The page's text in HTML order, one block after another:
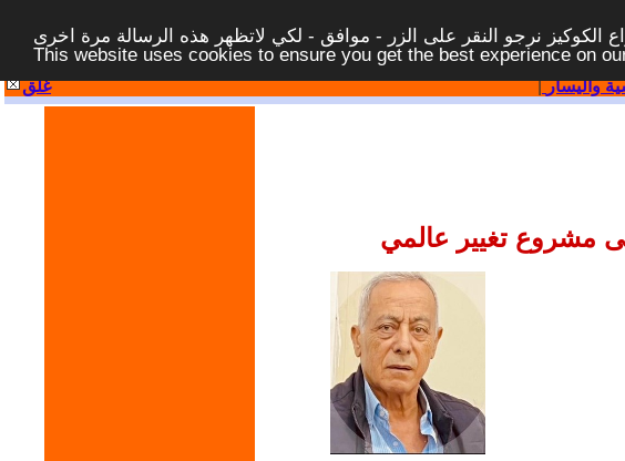
نرجو النقر على الزر - موافق - لكي لاتظهر هذه الرسالة مرة اخرى -
This website uses cookies to ensure you get the best experience on
غلق | واليسار
مشروع تغيير عالمي